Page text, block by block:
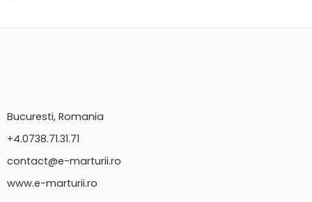
Bucuresti, Romania
+4.0738.71.31.71
contact@e-marturii.ro
www.e-marturii.ro